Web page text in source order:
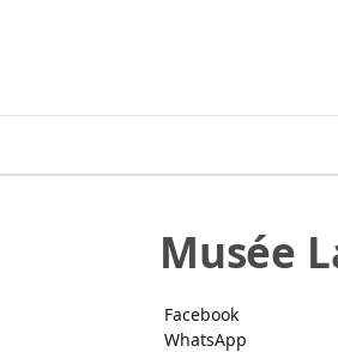
Musée
Facebook
WhatsApp